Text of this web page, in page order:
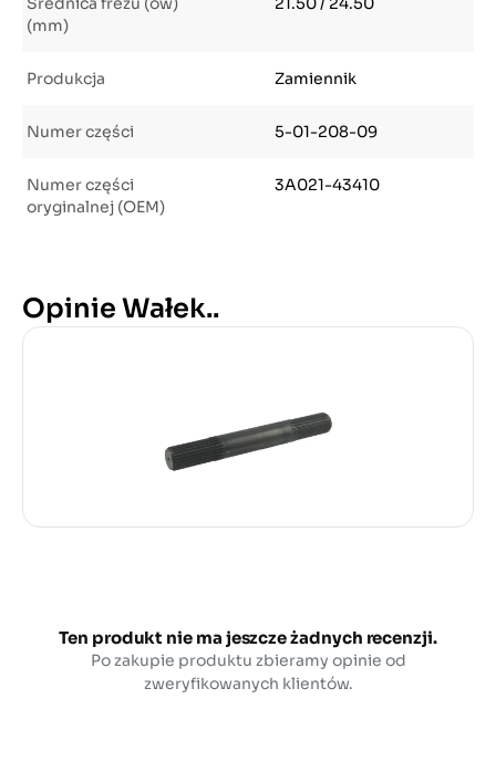
(mm)
Produkcja Zamiennik
Numer części 5-01-208-09
Numer części
oryginalnej (OEM)
3A021-43410
Opinie Wałek..
Ten produkt nie ma jeszcze żadnych recenzji.
Po zakupie produktu zbieramy opinie od
zweryfikowanych klientów.